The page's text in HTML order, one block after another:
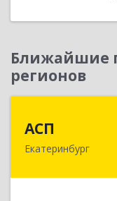
Ближайшие
регионов
АСП
Екатеринбург
620075,